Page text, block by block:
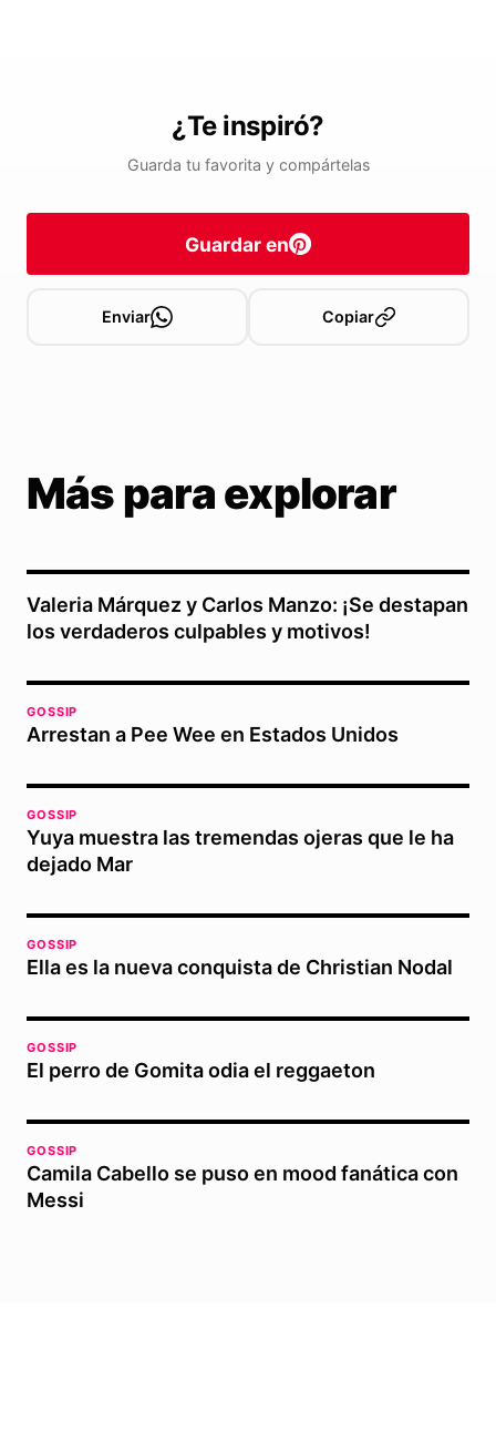
¿Te inspiró?
Guarda tu favorita y compártelas
Guardar en
Enviar Copiar
Más para explorar
Valeria Márquez y Carlos Manzo: ¡Se destapan
los verdaderos culpables y motivos!
GOSSIP
Arrestan a Pee Wee en Estados Unidos
GOSSIP
Yuya muestra las tremendas ojeras que le ha
dejado Mar
GOSSIP
Ella es la nueva conquista de Christian Nodal
GOSSIP
El perro de Gomita odia el reggaeton
GOSSIP
Camila Cabello se puso en mood fanática con
Messi